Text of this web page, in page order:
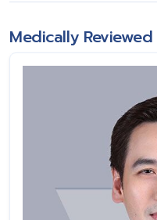
Medically